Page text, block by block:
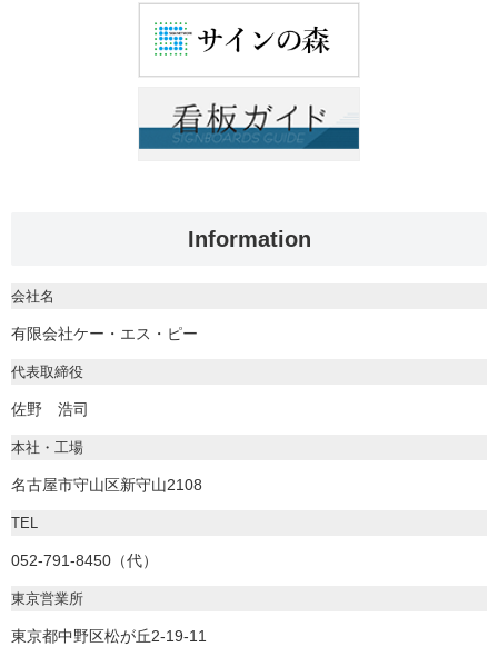
Information
会社名
有限会社ケー・エス・ピー
代表取締役
佐野 浩司
本社・工場
名古屋市守山区新守山2108
TEL
052-791-8450（代）
東京営業所
東京都中野区松が丘2-19-11